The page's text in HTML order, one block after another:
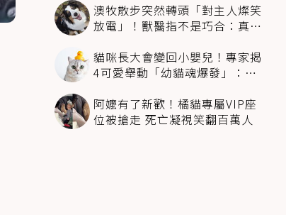
澳牧散步突然轉頭「對主人燦笑
放電」！獸醫指不是巧合：真相
貓咪長大會變回小嬰兒！專家揭
4可愛舉動「幼貓魂爆發」：本
阿嬤有了新歡！橘貓專屬VIP座
位被搶走 死亡凝視笑翻百萬人